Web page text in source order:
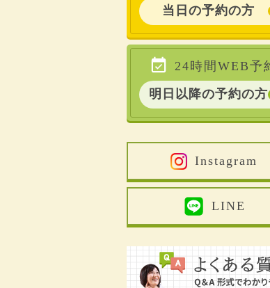
当日の予約の方
24時間WEB予
明日以降の予約の方
Instagram
LINE